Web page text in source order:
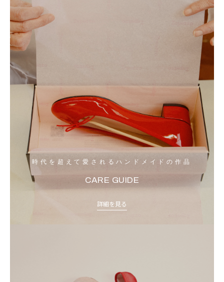
時代を超えて愛されるハンドメイドの作品
CARE GUIDE
詳細を見る